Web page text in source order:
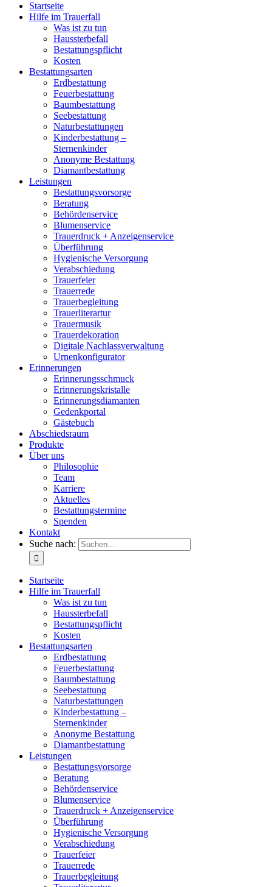
Startseite
Hilfe im Trauerfall
Was ist zu tun
Haussterbefall
Bestattungspflicht
Kosten
Bestattungsarten
Erdbestattung
Feuerbestattung
Baumbestattung
Seebestattung
Naturbestattungen
Kinderbestattung –
Sternenkinder
Anonyme Bestattung
Diamantbestattung
Leistungen
Bestattungsvorsorge
Beratung
Behördenservice
Blumenservice
Trauerdruck + Anzeigenservice
Überführung
Hygienische Versorgung
Verabschiedung
Trauerfeier
Trauerrede
Trauerbegleitung
Trauerliterartur
Trauermusik
Trauerdekoration
Digitale Nachlassverwaltung
Urnenkonfigurator
Erinnerungen
Erinnerungsschmuck
Erinnerungskristalle
Erinnerungsdiamanten
Gedenkportal
Gästebuch
Abschiedsraum
Produkte
Über uns
Philosophie
Team
Karriere
Aktuelles
Bestattungstermine
Spenden
Kontakt
Suche nach:
Startseite
Hilfe im Trauerfall
Was ist zu tun
Haussterbefall
Bestattungspflicht
Kosten
Bestattungsarten
Erdbestattung
Feuerbestattung
Baumbestattung
Seebestattung
Naturbestattungen
Kinderbestattung –
Sternenkinder
Anonyme Bestattung
Diamantbestattung
Leistungen
Bestattungsvorsorge
Beratung
Behördenservice
Blumenservice
Trauerdruck + Anzeigenservice
Überführung
Hygienische Versorgung
Verabschiedung
Trauerfeier
Trauerrede
Trauerbegleitung